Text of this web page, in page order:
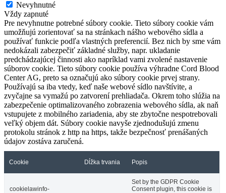
Nevyhnutné
Vždy zapnuté
Pre nevyhnutne potrebné súbory cookie. Tieto súbory cookie vám
umožňujú zorientovať sa na stránkach nášho webového sídla a
používať funkcie podľa vlastných preferencií. Bez nich by sme vám
nedokázali zabezpečiť základné služby, napr. ukladanie
predchádzajúcej činnosti ako napríklad vami zvolené nastavenie
súborov cookie. Tieto súbory cookie používa výhradne Cord Blood
Center AG, preto sa označujú ako súbory cookie prvej strany.
Používajú sa iba vtedy, keď naše webové sídlo navštívite, a
zvyčajne sa vymažú po zatvorení prehliadača. Okrem toho slúžia na
zabezpečenie optimalizovaného zobrazenia webového sídla, ak naň
vstupujete z mobilného zariadenia, aby ste zbytočne nespotrebovali
veľký objem dát. Súbory cookie navyše zjednodušujú zmenu
protokolu stránok z http na https, takže bezpečnosť prenášaných
údajov zostáva zaručená.
Cookie Dĺžka trvania Popis
cookielawinfo-
Set by the GDPR Cookie
Consent plugin, this cookie is